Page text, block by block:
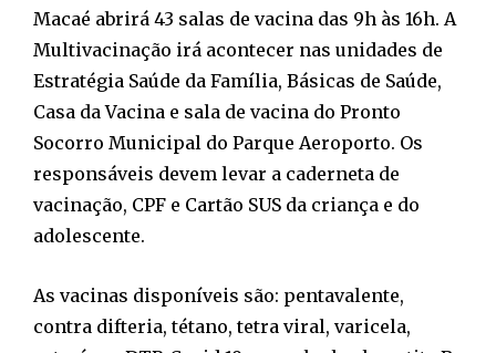
Macaé abrirá 43 salas de vacina das 9h às 16h. A
Multivacinação irá acontecer nas unidades de
Estratégia Saúde da Família, Básicas de Saúde,
Casa da Vacina e sala de vacina do Pronto
Socorro Municipal do Parque Aeroporto. Os
responsáveis devem levar a caderneta de
vacinação, CPF e Cartão SUS da criança e do
adolescente.
As vacinas disponíveis são: pentavalente,
contra difteria, tétano, tetra viral, varicela,